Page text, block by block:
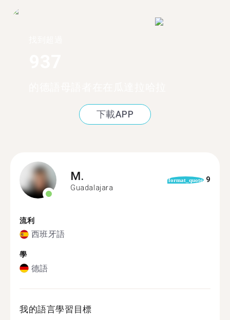
下載APP
M.
Guadalajara
format_quote 9
流利
西班牙語
學
德語
我的語言學習目標